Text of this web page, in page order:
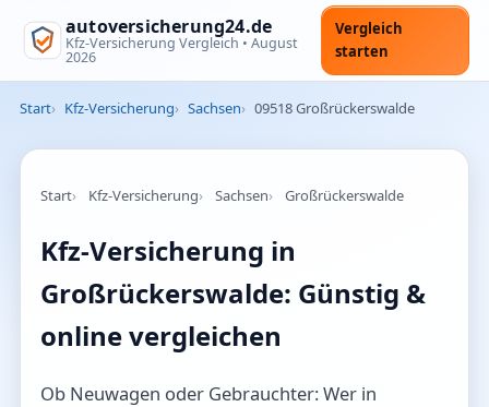
autoversicherung24.de
Kfz-Versicherung Vergleich • August
2026
Vergleich
starten
Start Kfz-Versicherung Sachsen 09518 Großrückerswalde
Start Kfz-Versicherung Sachsen Großrückerswalde
Kfz-Versicherung in
Großrückerswalde: Günstig &
online vergleichen
Ob Neuwagen oder Gebrauchter: Wer in